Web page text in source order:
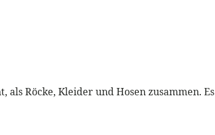
Röcke, Kleider und Hosen zusammen.